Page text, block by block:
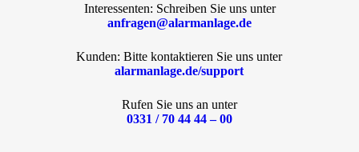
Interessenten: Schreiben Sie uns unter
anfragen@alarmanlage.de
Kunden: Bitte kontaktieren Sie uns unter
alarmanlage.de/support
Rufen Sie uns an unter
0331 / 70 44 44 – 00